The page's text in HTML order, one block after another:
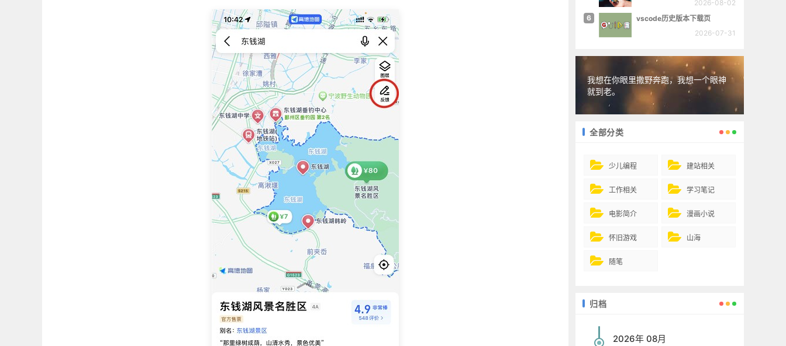
2026-08-02
6
vscode历史版本下载页
2026-07-31
我想在你眼里撒野奔跑，我想一个眼神
就到老。
全部分类
少儿编程 建站相关
工作相关 学习笔记
电影简介 漫画小说
怀旧游戏 山海
随笔
归档
2026年 08月